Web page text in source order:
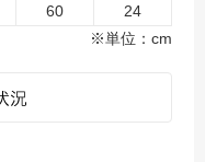
60
24
※単位：cm